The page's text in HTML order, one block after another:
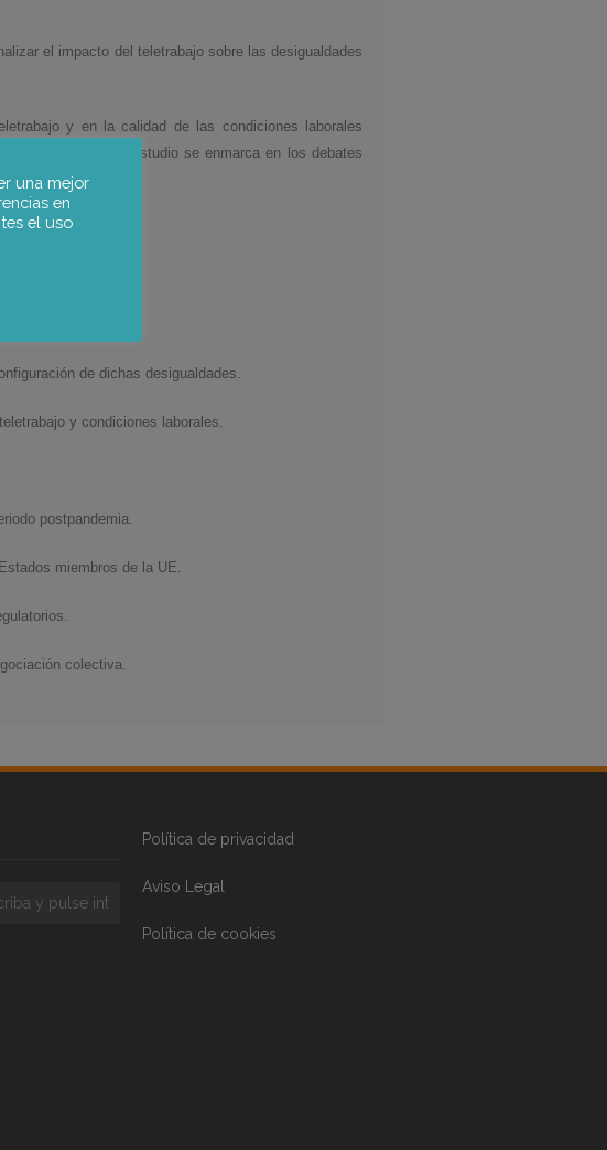
el impacto del teletrabajo sobre las desigualdades
y en la calidad de las condiciones laborales
institucionales. El estudio se enmarca en los debates
igualdad de género.
en la UE.
ocupaciones.
de dichas desigualdades.
y condiciones laborales.
postpandemia.
miembros de la UE.
colectiva.
Política de privacidad
Aviso Legal
Política de cookies
una mejor
en
el uso